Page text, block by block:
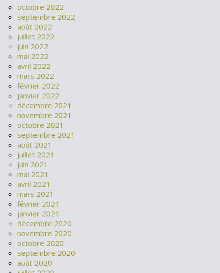
octobre 2022
septembre 2022
août 2022
juillet 2022
juin 2022
mai 2022
avril 2022
mars 2022
février 2022
janvier 2022
décembre 2021
novembre 2021
octobre 2021
septembre 2021
août 2021
juillet 2021
juin 2021
mai 2021
avril 2021
mars 2021
février 2021
janvier 2021
décembre 2020
novembre 2020
octobre 2020
septembre 2020
août 2020